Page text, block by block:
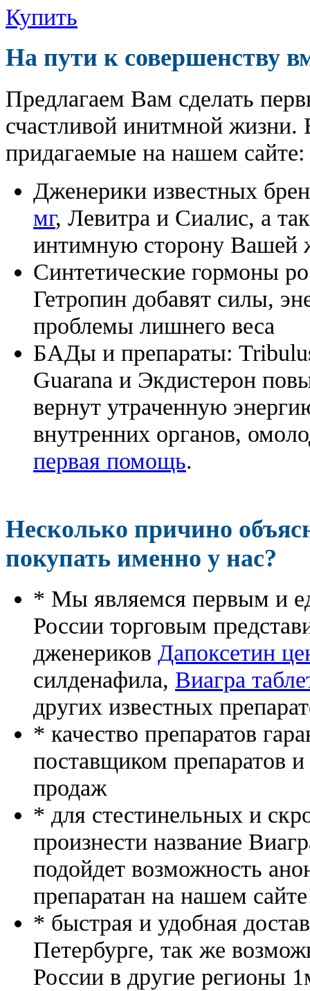
Купить
На пути к совершенству
Предлагаем Вам сделать
счастливой инитмной жизни.
придагаемые на нашем сайте:
Дженерики известных
мг, Левитра и Сиалис, а
интимную сторону Вашей
Синтетические гормоны
Гетропин добавят силы,
проблемы лишнего веса
БАДы и препараты:
Guarana и Экдистерон
вернут утраченную
внутренних органов,
первая помощь.
Несколько причино
покупать именно у нас?
* Мы являемся первым и
России торговым
дженериков Дапоксетин
силденафила, Виагра
других известных
* качество препаратов
поставщиком препаратов
продаж
* для стестинельных и
произнести название
подойдет возможность
препаратан на нашем
* быстрая и удобная
Петербурге, так же
России в другие регионы